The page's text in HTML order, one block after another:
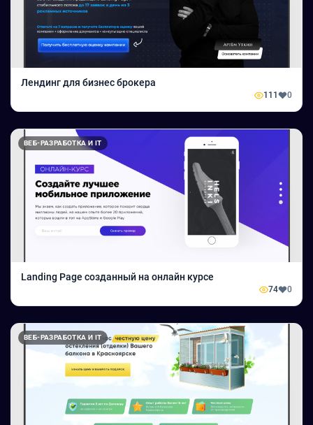
Лендинг для бизнес брокера
111 0
ВЕБ-РАЗРАБОТКА И IT
Landing Page созданный на онлайн курсе
74 0
ВЕБ-РАЗРАБОТКА И IT